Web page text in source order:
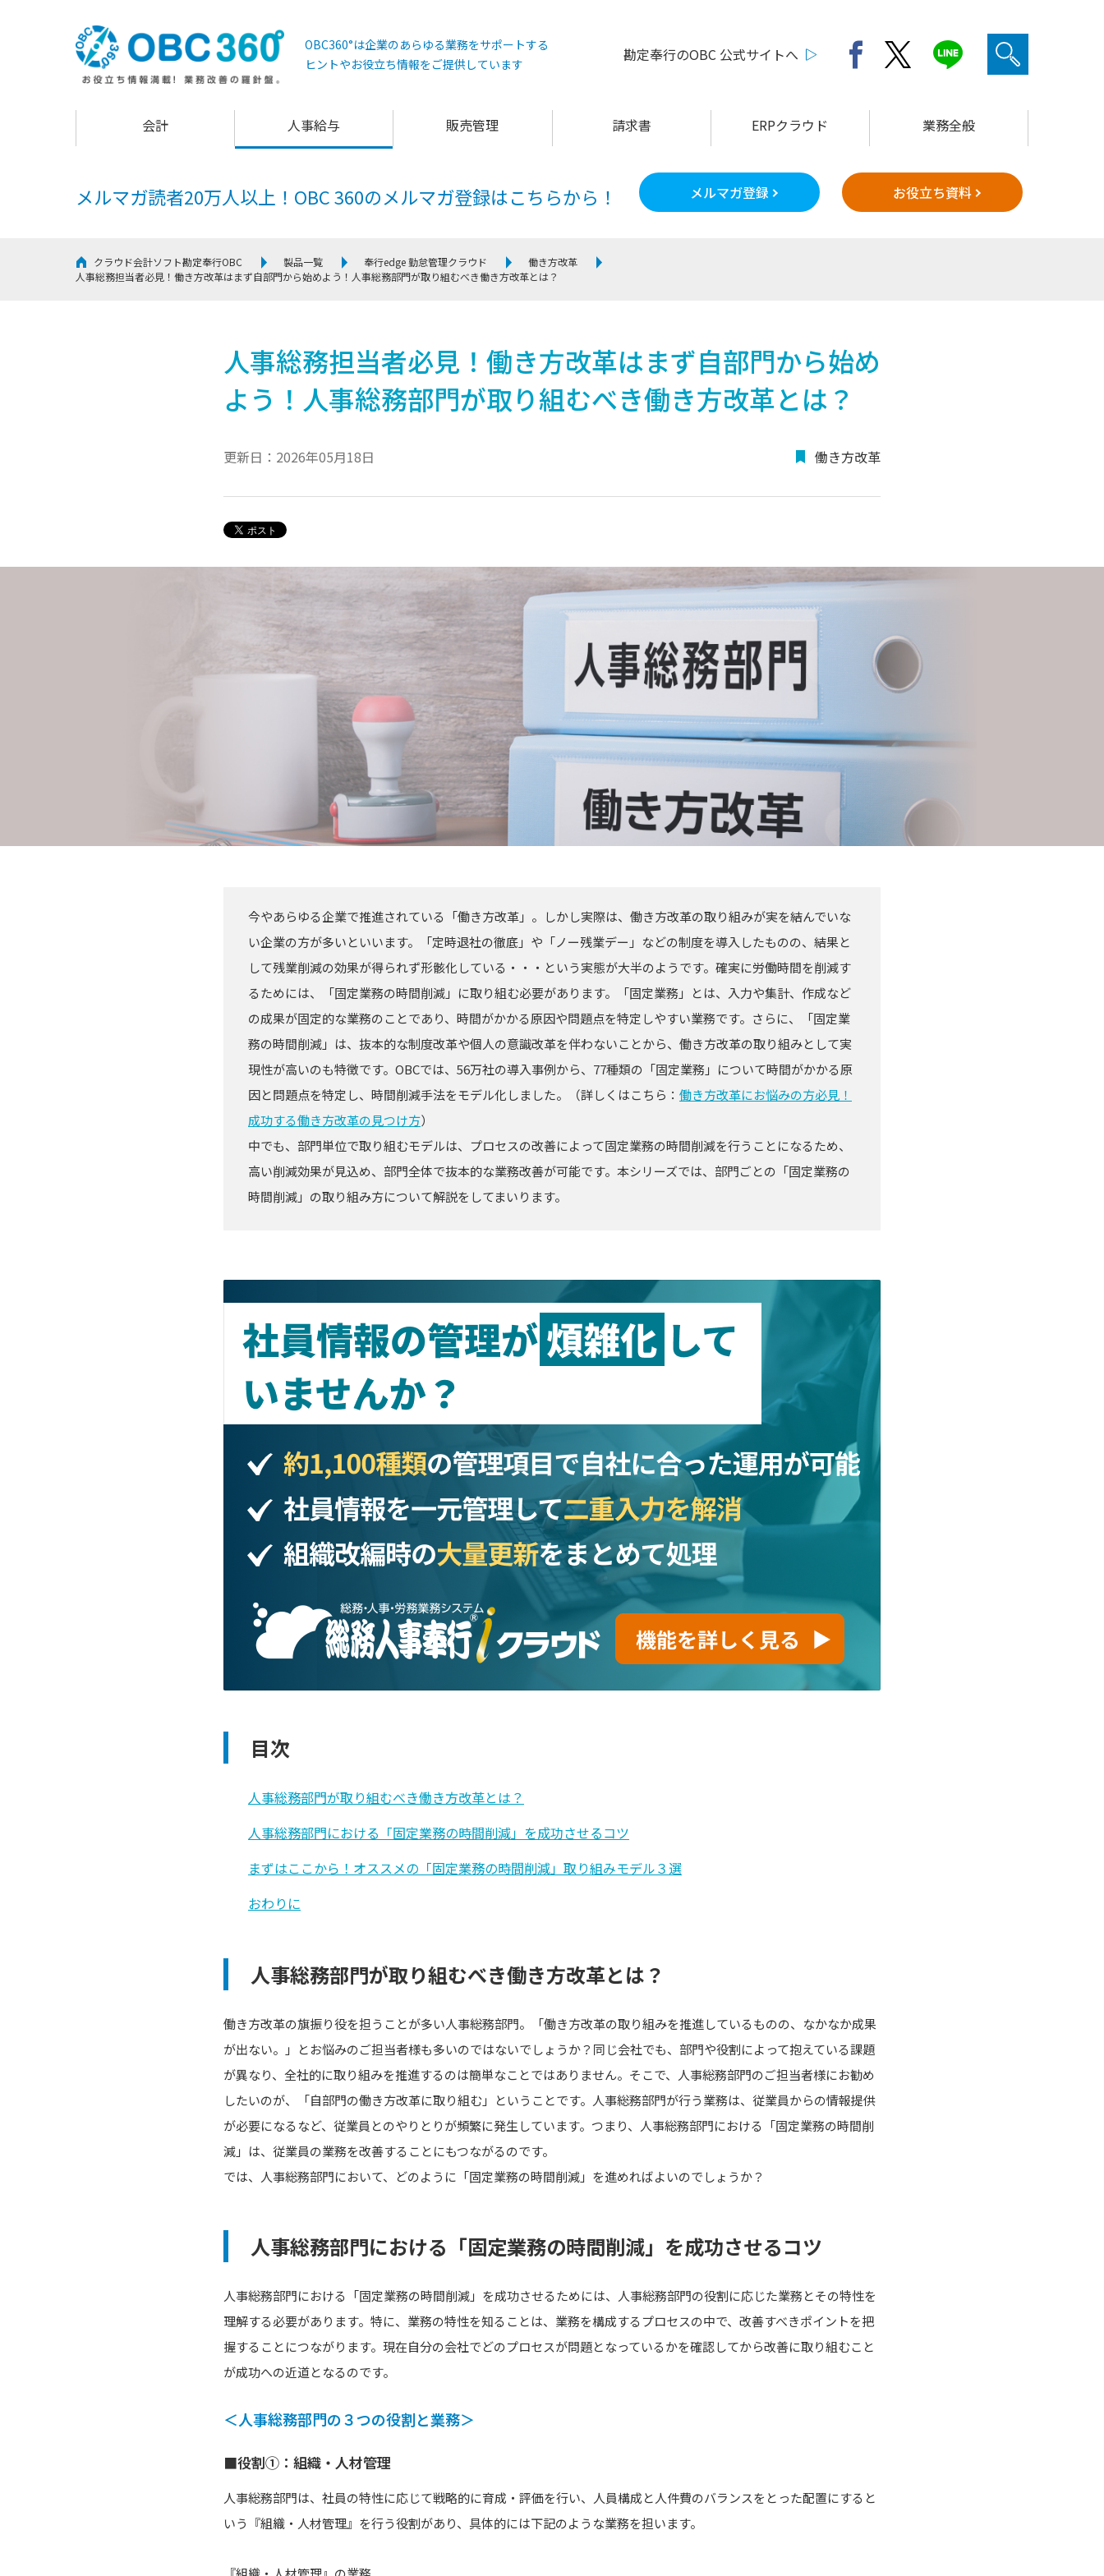
OBC360°は企業のあらゆる業務をサポートする
ヒントやお役立ち情報をご提供しています
勘定奉行のOBC 公式サイトへ
会計 人事給与 販売管理 請求書 ERPクラウド 業務全般
メルマガ読者20万人以上！ OBC 360のメルマガ登録はこちらから！ メルマガ登録 お役立ち資料
クラウド会計ソフト勘定奉行OBC 製品一覧 奉行edge 勤怠管理クラウド
働き方改革
人事総務担当者必見！働き方改革はまず自部門から始めよう！人事総務部門が取り組むべき働き方改革とは？
人事総務担当者必見！働き方改革はまず自部門から始め
よう！人事総務部門が取り組むべき働き方改革とは？
更新日：2026年05月18日 働き方改革
今やあらゆる企業で推進されている「働き方改革」。しかし実際は、働き方改革の取り組みが実を結んでいな
い企業の方が多いといいます。「定時退社の徹底」や「ノー残業デー」などの制度を導入したものの、結果と
して残業削減の効果が得られず形骸化している・・・という実態が大半のようです。確実に労働時間を削減す
るためには、「固定業務の時間削減」に取り組む必要があります。「固定業務」とは、入力や集計、作成など
の成果が固定的な業務のことであり、時間がかかる原因や問題点を特定しやすい業務です。さらに、「固定業
務の時間削減」は、抜本的な制度改革や個人の意識改革を伴わないことから、働き方改革の取り組みとして実
現性が高いのも特徴です。OBCでは、56万社の導入事例から、77種類の「固定業務」について時間がかかる原
因と問題点を特定し、時間削減手法をモデル化しました。（詳しくはこちら： 働き方改革にお悩みの方必見！
成功する働き方改革の見つけ方）
中でも、部門単位で取り組むモデルは、プロセスの改善によって固定業務の時間削減を行うことになるため、
高い削減効果が見込め、部門全体で抜本的な業務改善が可能です。本シリーズでは、部門ごとの「固定業務の
時間削減」の取り組み方について解説をしてまいります。
目次
人事総務部門が取り組むべき働き方改革とは？
人事総務部門における「固定業務の時間削減」を成功させるコツ
まずはここから！オススメの「固定業務の時間削減」取り組みモデル３選
おわりに
人事総務部門が取り組むべき働き方改革とは？
働き方改革の旗振り役を担うことが多い人事総務部門。「働き方改革の取り組みを推進しているものの、なかなか成果
が出ない。」とお悩みのご担当者様も多いのではないでしょうか？同じ会社でも、部門や役割によって抱えている課題
が異なり、全社的に取り組みを推進するのは簡単なことではありません。そこで、人事総務部門のご担当者様にお勧め
したいのが、「自部門の働き方改革に取り組む」ということです。人事総務部門が行う業務は、従業員からの情報提供
が必要になるなど、従業員とのやりとりが頻繁に発生しています。つまり、人事総務部門における「固定業務の時間削
減」は、従業員の業務を改善することにもつながるのです。
では、人事総務部門において、どのように「固定業務の時間削減」を進めればよいのでしょうか？
人事総務部門における「固定業務の時間削減」を成功させるコツ
人事総務部門における「固定業務の時間削減」を成功させるためには、人事総務部門の役割に応じた業務とその特性を
理解する必要があります。特に、業務の特性を知ることは、業務を構成するプロセスの中で、改善すべきポイントを把
握することにつながります。現在自分の会社でどのプロセスが問題となっているかを確認してから改善に取り組むこと
が成功への近道となるのです。
＜人事総務部門の３つの役割と業務＞
■役割①：組織・人材管理
人事総務部門は、社員の特性に応じて戦略的に育成・評価を行い、人員構成と人件費のバランスをとった配置にすると
いう『組織・人材管理』を行う役割があり、具体的には下記のような業務を担います。